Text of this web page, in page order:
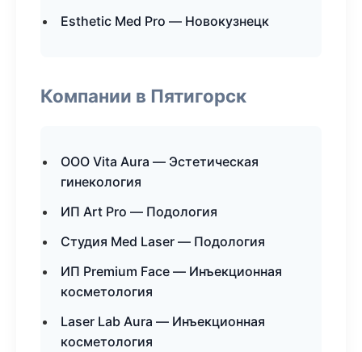
Esthetic Med Pro — Новокузнецк
Компании в Пятигорск
ООО Vita Aura — Эстетическая
гинекология
ИП Art Pro — Подология
Студия Med Laser — Подология
ИП Premium Face — Инъекционная
косметология
Laser Lab Aura — Инъекционная
косметология